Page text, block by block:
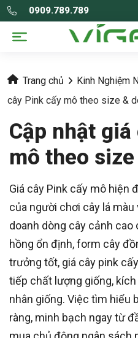
0909.789.789
Trang chủ Kinh Nghiệm
cây Pink cấy mô theo size &
Cập nhật
mô theo
Giá cây Pink cấy mô hiện
của người chơi cây lá
doanh dòng cây cảnh cao
hồng ổn định, form cây
trưởng tốt, giá cây pink
tiếp chất lượng giống,
nhân giống. Việc tìm hiểu
ràng, minh bạch ngay từ